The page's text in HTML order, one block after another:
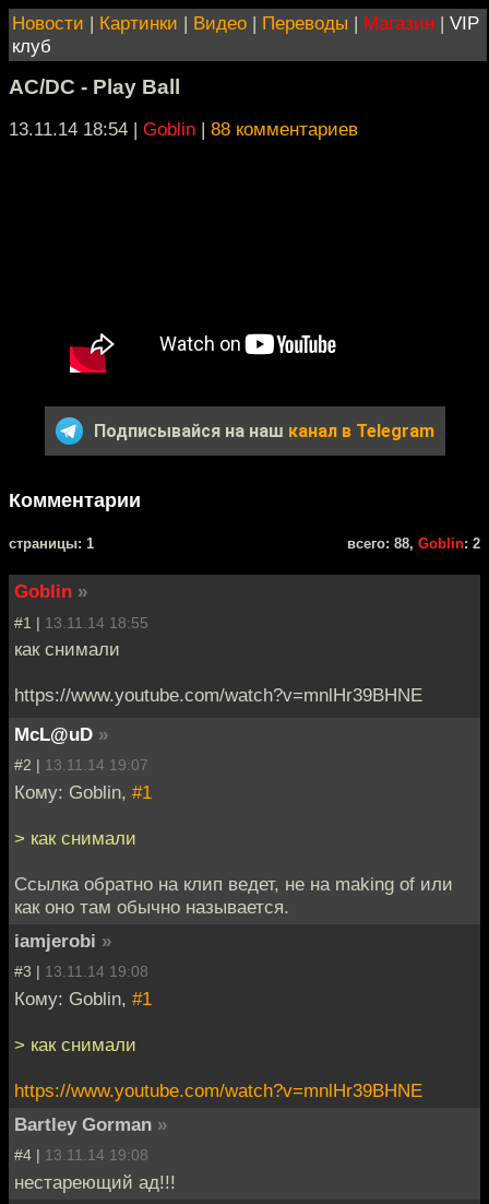
Новости | Картинки | Видео | Переводы | Магазин | VIP
клуб
AC/DC - Play Ball
13.11.14 18:54 | Goblin | 88 комментариев
Подписывайся на наш канал в Telegram
Комментарии
cтраницы: 1 всего: 88, Goblin: 2
Goblin »
#1 | 13.11.14 18:55
как снимали
https://www.youtube.com/watch?v=mnlHr39BHNE
McL@uD »
#2 | 13.11.14 19:07
Кому: Goblin, #1
> как снимали
Ссылка обратно на клип ведет, не на making of или
как оно там обычно называется.
iamjerobi »
#3 | 13.11.14 19:08
Кому: Goblin, #1
> как снимали
https://www.youtube.com/watch?v=mnlHr39BHNE
Bartley Gorman »
#4 | 13.11.14 19:08
нестареющий ад!!!